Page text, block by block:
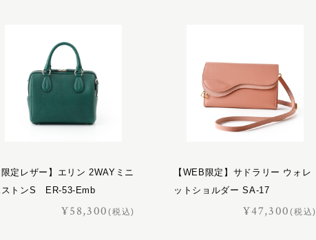
定レザー】エリン 2WAYミニ
ストンS ER-53-Emb
¥58,300(税込)
【WEB限定】サドラリー ウォレ
ットショルダー SA-17
¥47,300(税込)